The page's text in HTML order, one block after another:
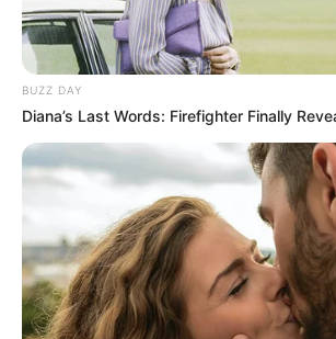
BUZZ DAY
Diana’s Last Words: Firefighter Finally